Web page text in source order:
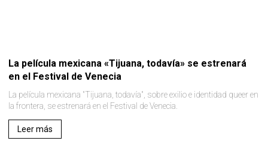
La película mexicana «Tijuana, todavía» se estrenará
en el Festival de Venecia
La película mexicana "Tijuana, todavía", sobre exilio e identidad queer en
la frontera, se estrenará en el Festival de Venecia.
Leer más